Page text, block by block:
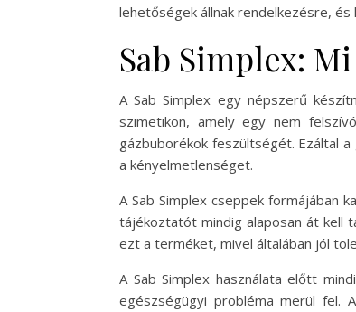
lehetőségek állnak rendelkezésre,
Sab Simplex:
A Sab Simplex egy népszerű
szimetikon, amely egy nem
gázbuborékok feszültségét. Ezáltal
a kényelmetlenséget.
A Sab Simplex cseppek formájában
tájékoztatót mindig alaposan át kell
ezt a terméket, mivel általában jól
A Sab Simplex használata előtt
egészségügyi probléma merül fel.